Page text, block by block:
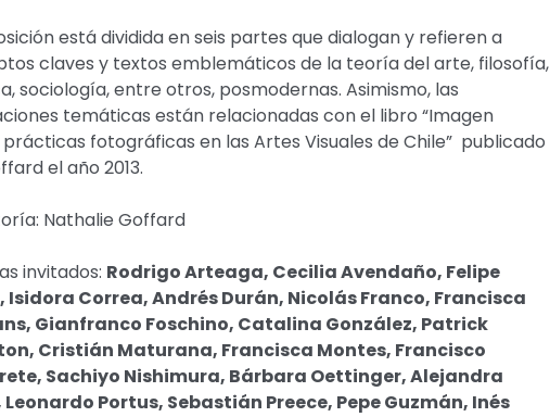
está dividida en seis partes que dialogan y refieren a
claves y textos emblemáticos de la teoría del arte, filosofía,
sociología, entre otros, posmodernas. Asimismo, las
temáticas están relacionadas con el libro “Imagen
prácticas fotográficas en las Artes Visuales de Chile” publicado
el año 2013.
Nathalie Goffard
invitados: Rodrigo Arteaga, Cecilia Avendaño, Felipe
Isidora Correa, Andrés Durán, Nicolás Franco, Francisca
Gianfranco Foschino, Catalina González, Patrick
Cristián Maturana, Francisca Montes, Francisco
Sachiyo Nishimura, Bárbara Oettinger, Alejandra
Leonardo Portus, Sebastián Preece, Pepe Guzmán, Inés